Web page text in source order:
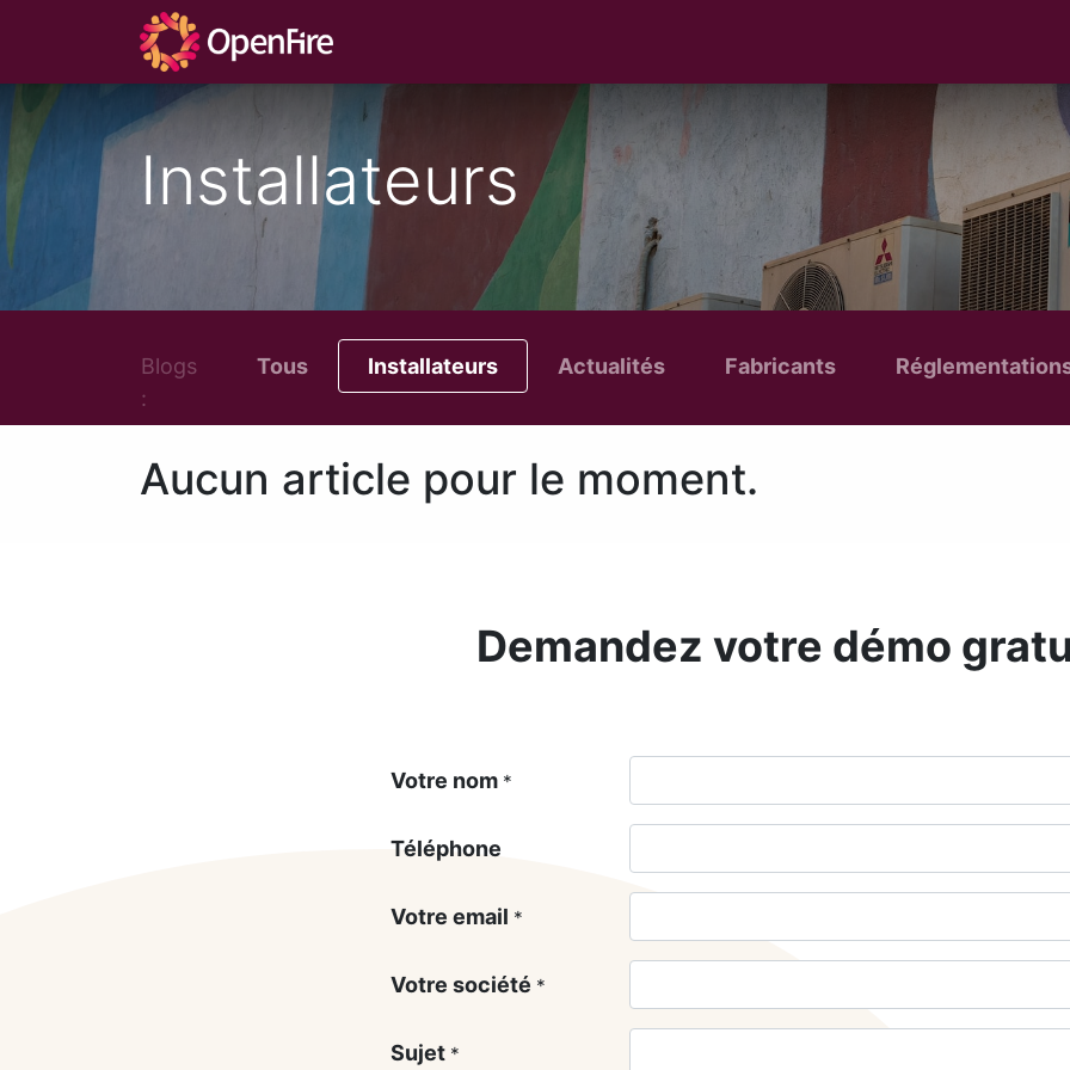
Installateurs
Blogs
:
Tous Installateurs Actualités Fabricants
Aucun article pour le moment.
Demandez votre démo
Votre nom *
Téléphone
Votre email *
Votre société *
Sujet *